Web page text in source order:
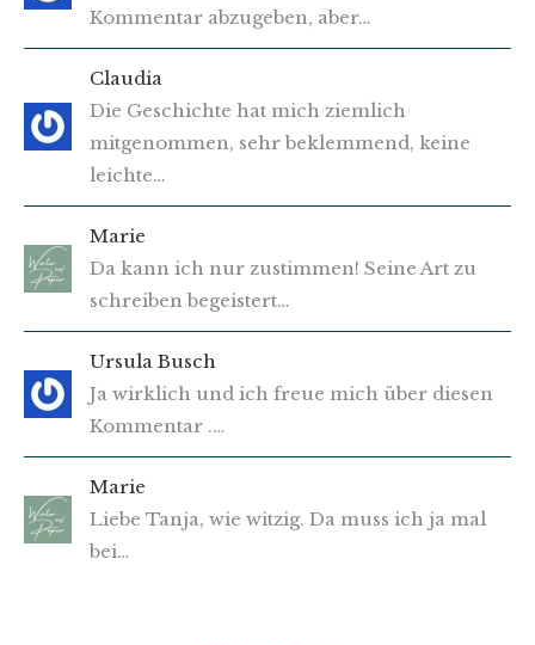
Kommentar abzugeben, aber…
Claudia
Die Geschichte hat mich ziemlich
mitgenommen, sehr beklemmend, keine
leichte…
Marie
Da kann ich nur zustimmen! Seine Art zu
schreiben begeistert…
Ursula Busch
Ja wirklich und ich freue mich über diesen
Kommentar .…
Marie
Liebe Tanja, wie witzig. Da muss ich ja mal
bei…